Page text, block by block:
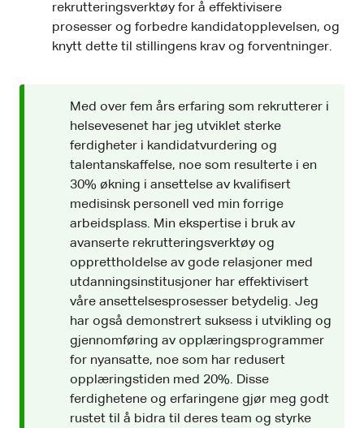
rekrutteringsverktøy for å effektivisere
prosesser og forbedre kandidatopplevelsen, og
knytt dette til stillingens krav og forventninger.
Med over fem års erfaring som rekrutterer i
helsevesenet har jeg utviklet sterke
ferdigheter i kandidatvurdering og
talentanskaffelse, noe som resulterte i en
30% økning i ansettelse av kvalifisert
medisinsk personell ved min forrige
arbeidsplass. Min ekspertise i bruk av
avanserte rekrutteringsverktøy og
opprettholdelse av gode relasjoner med
utdanningsinstitusjoner har effektivisert
våre ansettelsesprosesser betydelig. Jeg
har også demonstrert suksess i utvikling og
gjennomføring av opplæringsprogrammer
for nyansatte, noe som har redusert
opplæringstiden med 20%. Disse
ferdighetene og erfaringene gjør meg godt
rustet til å bidra til deres team og styrke